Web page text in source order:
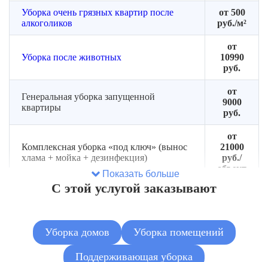
Уборка очень грязных квартир после
алкоголиков
от 500
руб./м²
Уборка после животных
от
10990
руб.
Генеральная уборка запущенной
квартиры
от
9000
руб.
Комплексная уборка «под ключ» (вынос
хлама + мойка + дезинфекция)
от
21000
руб./
объект
Сортировка и разбор завалов (без
Вывоз мусора из захламлённой квартиры
от
5500
Показать больше
С этой услугой заказывают
Уборка домов Уборка помещений
Поддерживающая уборка